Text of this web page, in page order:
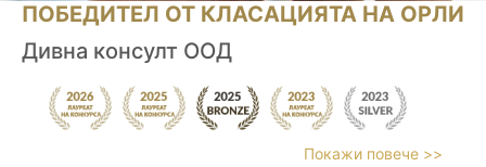
ПОБЕДИТЕЛ ОТ КЛАСАЦИЯТА НА ОРЛИ
Дивна консулт ООД
Покажи повече >>